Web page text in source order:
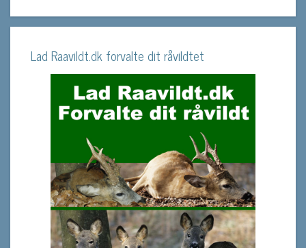
Lad Raavildt.dk forvalte dit råvildtet